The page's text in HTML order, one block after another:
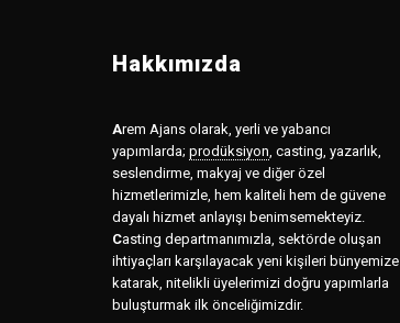
Hakkımızda
Arem Ajans olarak, yerli ve yabancı
yapımlarda; prodüksiyon casting, yazarlık,
seslendirme, makyaj ve diğer özel
hizmetlerimizle, hem kaliteli hem de güvene
dayalı hizmet anlayışı benimsemekteyiz.
Casting departmanımızla, sektörde oluşan
ihtiyaçları karşılayacak yeni kişileri bünyemize
katarak, nitelikli üyelerimizi doğru yapımlarla
buluşturmak ilk önceliğimizdir.